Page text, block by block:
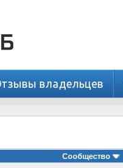
владельцев
Сообщество